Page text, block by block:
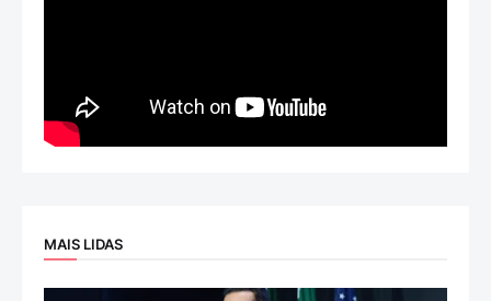
MAIS LIDAS